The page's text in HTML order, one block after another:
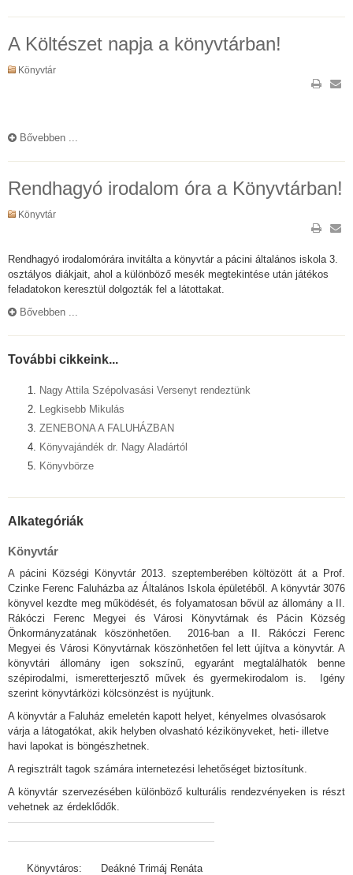
A Költészet napja a könyvtárban!
Könyvtár
Bővebben ...
Rendhagyó irodalom óra a Könyvtárban!
Könyvtár
Rendhagyó irodalomórára invitálta a könyvtár a pácini általános iskola 3.
osztályos diákjait, ahol a különböző mesék megtekintése után játékos
feladatokon keresztül dolgozták fel a látottakat.
Bővebben ...
További cikkeink...
Nagy Attila Szépolvasási Versenyt rendeztünk
Legkisebb Mikulás
ZENEBONA A FALUHÁZBAN
Könyvajándék dr. Nagy Aladártól
Könyvbörze
Alkategóriák
Könyvtár
A pácini Községi Könyvtár 2013. szeptemberében költözött át a Prof.
Czinke Ferenc Faluházba az Általános Iskola épületéből. A könyvtár 3076
könyvel kezdte meg működését, és folyamatosan bővül az állomány a II.
Rákóczi Ferenc Megyei és Városi Könyvtárnak és Pácin Község
Önkormányzatának köszönhetően. 2016-ban a II. Rákóczi Ferenc
Megyei és Városi Könyvtárnak köszönhetően fel lett újítva a könyvtár. A
könyvtári állomány igen sokszínű, egyaránt megtalálhatók benne
szépirodalmi, ismeretterjesztő művek és gyermekirodalom is. Igény
szerint könyvtárközi kölcsönzést is nyújtunk.
A könyvtár a Faluház emeletén kapott helyet, kényelmes olvasósarok
várja a látogatókat, akik helyben olvasható kézikönyveket, heti- illetve
havi lapokat is böngészhetnek.
A regisztrált tagok számára internetezési lehetőséget biztosítunk.
A könyvtár szervezésében különböző kulturális rendezvényeken is részt
vehetnek az érdeklődők.
Könyvtáros: Deákné Trimáj Renáta